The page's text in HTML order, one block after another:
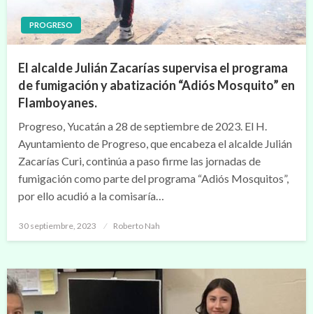
PROGRESO
El alcalde Julián Zacarías supervisa el programa
de fumigación y abatización “Adiós Mosquito” en
Flamboyanes.
Progreso, Yucatán a 28 de septiembre de 2023. El H.
Ayuntamiento de Progreso, que encabeza el alcalde Julián
Zacarías Curi, continúa a paso firme las jornadas de
fumigación como parte del programa “Adiós Mosquitos”,
por ello acudió a la comisaría…
Publicado
30 septiembre, 2023 Roberto Nah